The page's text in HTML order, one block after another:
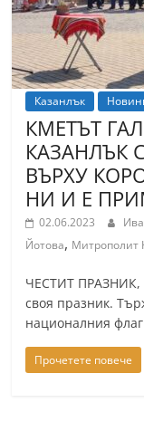
Казанлък
КМЕТЪТ
КАЗАНЛЪК
ВЪРХУ
НИ И Е
02.06.2023
Йотова, Митрополит
ЧЕСТИТ ПРАЗНИК,
своя празник.
националния
Прочетете повече